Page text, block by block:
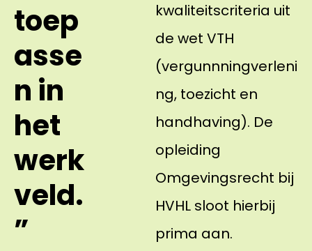
toep
asse
n in
het
werk
veld.
”
kwaliteitscriteria uit
de wet VTH
(vergunnningverleni
ng, toezicht en
handhaving). De
opleiding
Omgevingsrecht bij
HVHL sloot hierbij
prima aan.